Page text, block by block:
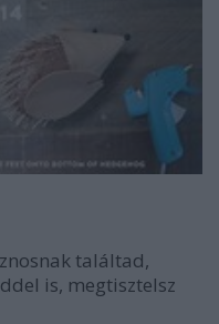
találtad,
is, megtisztelsz